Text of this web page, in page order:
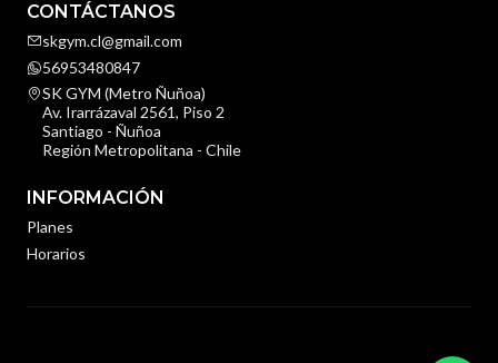
CONTÁCTANOS
skgym.cl@gmail.com
56953480847
SK GYM (Metro Ñuñoa)
Av. Irarrázaval 2561, Piso 2
Santiago - Ñuñoa
Región Metropolitana - Chile
INFORMACIÓN
Planes
Horarios